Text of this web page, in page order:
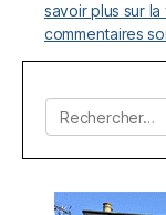
savoir plus sur
commentaires
Rechercher :